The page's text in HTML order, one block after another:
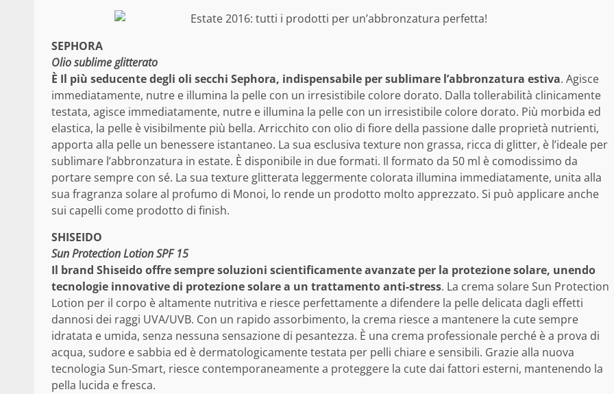
SEPHORA
Olio sublime glitterato
È Il più seducente degli oli secchi Sephora, indispensabile per sublimare l’abbronzatura estiva. Agisce
immediatamente, nutre e illumina la pelle con un irresistibile colore dorato. Dalla tollerabilità clinicamente
testata, agisce immediatamente, nutre e illumina la pelle con un irresistibile colore dorato. Più morbida ed
elastica, la pelle è visibilmente più bella. Arricchito con olio di fiore della passione dalle proprietà nutrienti,
apporta alla pelle un benessere istantaneo. La sua esclusiva texture non grassa, ricca di glitter, è l’ideale per
sublimare l’abbronzatura in estate. È disponibile in due formati. Il formato da 50 ml è comodissimo da
portare sempre con sé. La sua texture glitterata leggermente colorata illumina immediatamente, unita alla
sua fragranza solare al profumo di Monoi, lo rende un prodotto molto apprezzato. Si può applicare anche
sui capelli come prodotto di finish.
SHISEIDO
Sun Protection Lotion SPF 15
Il brand Shiseido offre sempre soluzioni scientificamente avanzate per la protezione solare, unendo
tecnologie innovative di protezione solare a un trattamento anti-stress. La crema solare Sun Protection
Lotion per il corpo è altamente nutritiva e riesce perfettamente a difendere la pelle delicata dagli effetti
dannosi dei raggi UVA/UVB. Con un rapido assorbimento, la crema riesce a mantenere la cute sempre
idratata e umida, senza nessuna sensazione di pesantezza. È una crema professionale perché è a prova di
acqua, sudore e sabbia ed è dermatologicamente testata per pelli chiare e sensibili. Grazie alla nuova
tecnologia Sun-Smart, riesce contemporaneamente a proteggere la cute dai fattori esterni, mantenendo la
pella lucida e fresca.